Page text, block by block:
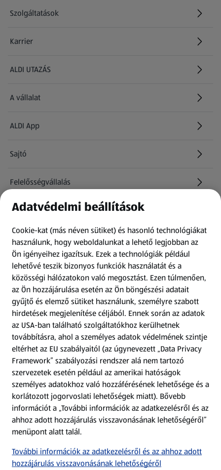
Szolgáltatások
Karrier
(új oldalon nyílik meg)
ALDI UTAZÁS
(új oldalon nyílik meg)
A vállalat
ALDI App
Sajtó
Felelősségvállalás
Információk
Kérdőív
Fizetési lehetőségek
ALDI utalványok
Árcsökkentés
Adattörlő alkalmazás
Szervizpont
(új oldalon nyílik meg)
Fedezz fel minket az interneten!
Töltsd le az ALDI Magyarország applikációt!
Adatvédelmi beállítások
Cookie-kat (más néven sütiket) és hasonló technológiákat
használunk, hogy weboldalunkat a lehető legjobban az
Ön igényeihez igazítsuk. Ezek a technológiák például
lehetővé teszik bizonyos funkciók használatát és a
közösségi hálózatokon való megosztást. Ezen túlmenően,
az Ön hozzájárulása esetén az Ön böngészési adatait
gyűjtő és elemző sütiket használunk, személyre szabott
hirdetések megjelenítése céljából. Ennek során az adatok
az USA-ban található szolgáltatókhoz kerülhetnek
továbbításra, ahol a személyes adatok védelmének szintje
eltérhet az EU szabályaitól (az úgynevezett „Data Privacy
Framework” szabályozási rendszer alá nem tartozó
szervezetek esetén például az amerikai hatóságok
személyes adatokhoz való hozzáférésének lehetősége és a
korlátozott jogorvoslati lehetőségek miatt). Bővebb
információt a „További információk az adatkezelésről és az
ahhoz adott hozzájárulás visszavonásának lehetőségéről”
menüpont alatt talál.
További információk az adatkezelésről és az ahhoz adott
hozzájárulás visszavonásának lehetőségéről